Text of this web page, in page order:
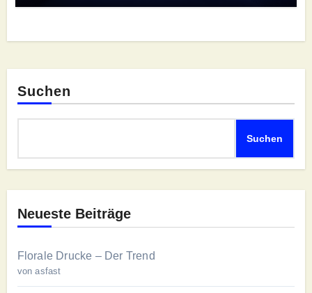
Suchen
Suchen
Neueste Beiträge
Florale Drucke – Der Trend
von asfast